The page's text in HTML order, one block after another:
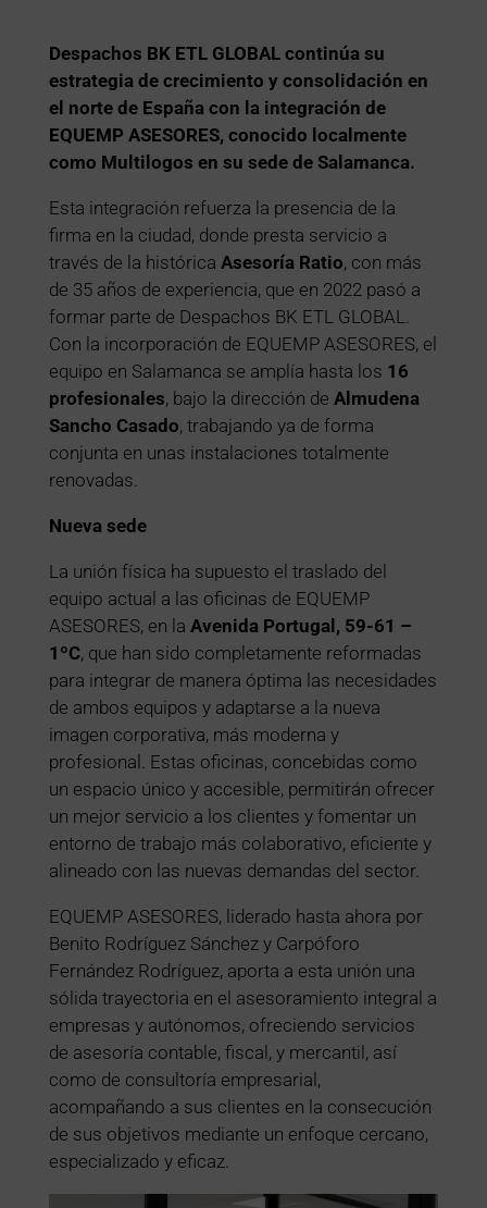
Despachos BK ETL GLOBAL continúa su
estrategia de crecimiento y consolidación en
el norte de España con la integración de
EQUEMP ASESORES, conocido localmente
como Multilogos en su sede de Salamanca.
Esta integración refuerza la presencia de la
firma en la ciudad, donde presta servicio a
través de la histórica Asesoría Ratio, con más
de 35 años de experiencia, que en 2022 pasó a
formar parte de Despachos BK ETL GLOBAL.
Con la incorporación de EQUEMP ASESORES, el
equipo en Salamanca se amplía hasta los 16
profesionales, bajo la dirección de Almudena
Sancho Casado, trabajando ya de forma
conjunta en unas instalaciones totalmente
renovadas.
Nueva sede
La unión física ha supuesto el traslado del
equipo actual a las oficinas de EQUEMP
ASESORES, en la Avenida Portugal, 59-61 –
1ºC, que han sido completamente reformadas
para integrar de manera óptima las necesidades
de ambos equipos y adaptarse a la nueva
imagen corporativa, más moderna y
profesional. Estas oficinas, concebidas como
un espacio único y accesible, permitirán ofrecer
un mejor servicio a los clientes y fomentar un
entorno de trabajo más colaborativo, eficiente y
alineado con las nuevas demandas del sector.
EQUEMP ASESORES, liderado hasta ahora por
Benito Rodríguez Sánchez y Carpóforo
Fernández Rodríguez, aporta a esta unión una
sólida trayectoria en el asesoramiento integral a
empresas y autónomos, ofreciendo servicios
de asesoría contable, fiscal, y mercantil, así
como de consultoría empresarial,
acompañando a sus clientes en la consecución
de sus objetivos mediante un enfoque cercano,
especializado y eficaz.